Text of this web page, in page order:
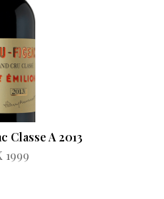
Classe A 2013
1999